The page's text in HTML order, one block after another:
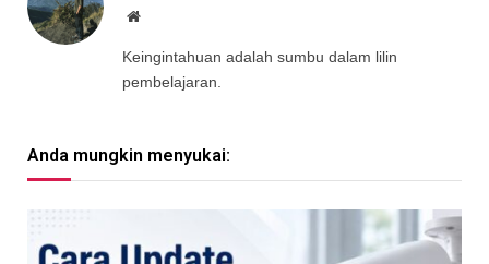
Website
Keingintahuan adalah sumbu dalam lilin
pembelajaran.
Anda mungkin menyukai: